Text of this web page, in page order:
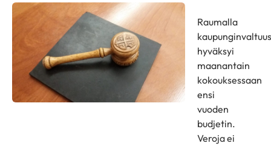
Raumalla
hyväksyi
maanantain
kokouksessaan
ensi
vuoden
budjetin.
Veroja ei